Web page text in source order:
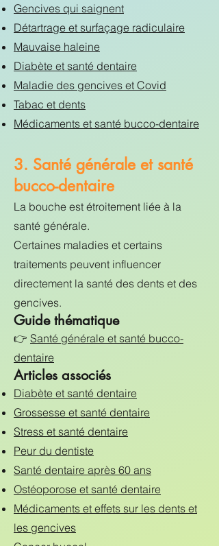
Gencives qui saignent
Détartrage et surfaçage radiculaire
Mauvaise haleine
Diabète et santé dentaire
Maladie des gencives et Covid
Tabac et dents
Médicaments et santé bucco-dentaire
3. Santé générale et santé
bucco-dentaire
La bouche est étroitement liée à la
santé générale.
Certaines maladies et certains
traitements peuvent influencer
directement la santé des dents et des
gencives.
Guide thématique
👉 Santé générale et santé bucco-
dentaire
Articles associés
Diabète et santé dentaire
Grossesse et santé dentaire
Stress et santé dentaire
Peur du dentiste
Santé dentaire après 60 ans
Ostéoporose et santé dentaire
Médicaments et effets sur les dents et
les gencives